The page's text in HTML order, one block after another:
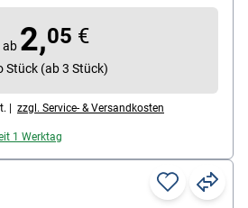
Spitzer): Acryl / Metall,
ab 2,05 €
Stück (ab 3 Stück)
| zzgl. Service- & Versandkosten
1 Werktag